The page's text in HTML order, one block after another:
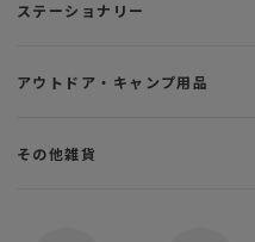
ステーショナリー
アウトドア・キャンプ用品
その他雑貨